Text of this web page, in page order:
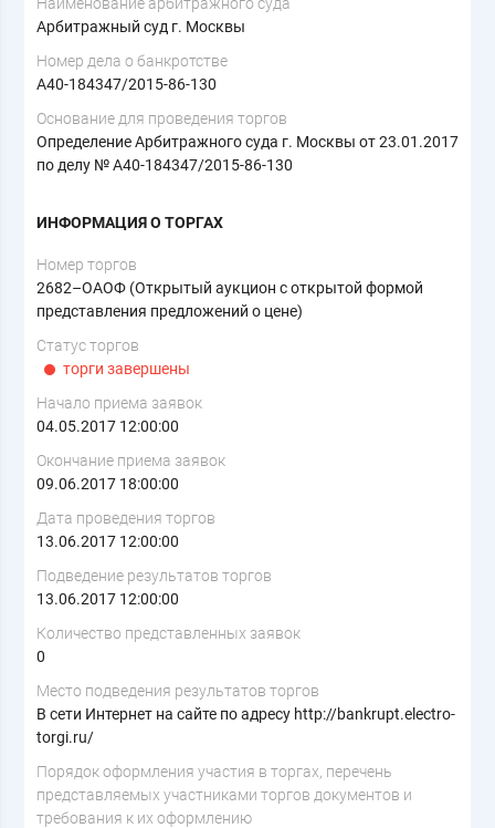
Арбитражный суд г. Москвы
Номер дела о банкротстве
А40-184347/2015-86-130
Основание для проведения торгов
Определение Арбитражного суда г. Москвы от 23.01.2017
по делу № А40-184347/2015-86-130
ИНФОРМАЦИЯ О ТОРГАХ
Номер торгов
2682–ОАОФ (Открытый аукцион с открытой формой
представления предложений о цене)
Статус торгов
торги завершены
Начало приема заявок
04.05.2017 12:00:00
Окончание приема заявок
09.06.2017 18:00:00
Дата проведения торгов
13.06.2017 12:00:00
Подведение результатов торгов
13.06.2017 12:00:00
Количество представленных заявок
0
Место подведения результатов торгов
В сети Интернет на сайте по адресу http://bankrupt.electro-
torgi.ru/
Порядок оформления участия в торгах, перечень
представляемых участниками торгов документов и
требования к их оформлению